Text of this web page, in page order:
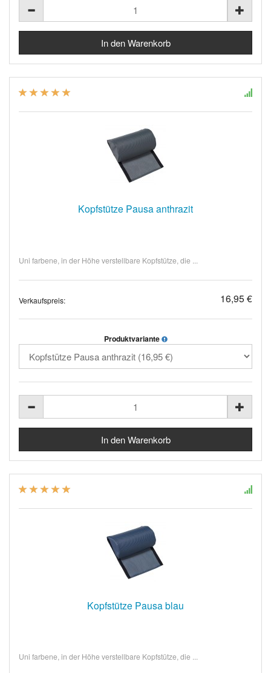
Kopfstütze Pausa anthrazit
Uni farbene, in der Höhe verstellbare Kopfstütze, die ...
Verkaufspreis: 16,95 €
Produktvariante
Kopfstütze Pausa blau
Uni farbene, in der Höhe verstellbare Kopfstütze, die ...